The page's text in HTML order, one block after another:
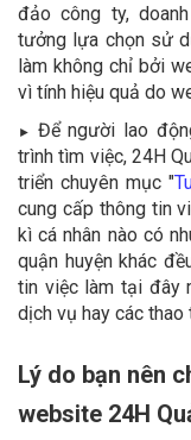
đảo công ty,
tưởng lựa chọn sử
làm không chỉ bởi
vì tính hiệu quả do
► Để người lao
trình tìm việc, 24H
triển chuyên mục "
cung cấp thông tin
kì cá nhân nào có
quận huyện khác
tin việc làm tại đây
dịch vụ hay các
Lý do bạn nên
website 24H